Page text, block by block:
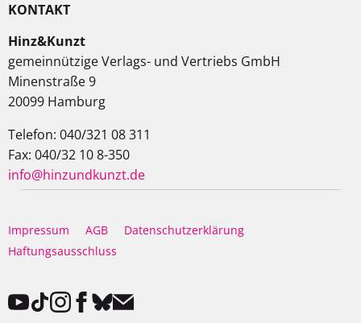
KONTAKT
Hinz&Kunzt
gemeinnützige Verlags- und Vertriebs GmbH
Minenstraße 9
20099 Hamburg
Telefon: 040/321 08 311
Fax: 040/32 10 8-350
info@hinzundkunzt.de
Impressum AGB
Datenschutzerklärung
Haftungsausschluss